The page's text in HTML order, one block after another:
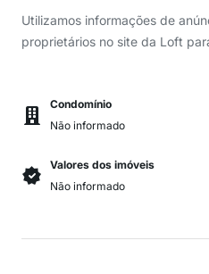
Utilizamos informações de
proprietários no site da Loft
Condomínio
Não informado
Valores dos imóveis
Não informado